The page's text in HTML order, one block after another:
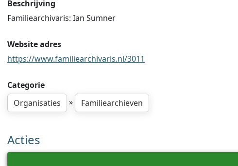
Beschrijving
Familiearchivaris: Ian Sumner
Website adres
https://www.familiearchivaris.nl/3011
Categorie
Organisaties
» Familiearchieven
Acties